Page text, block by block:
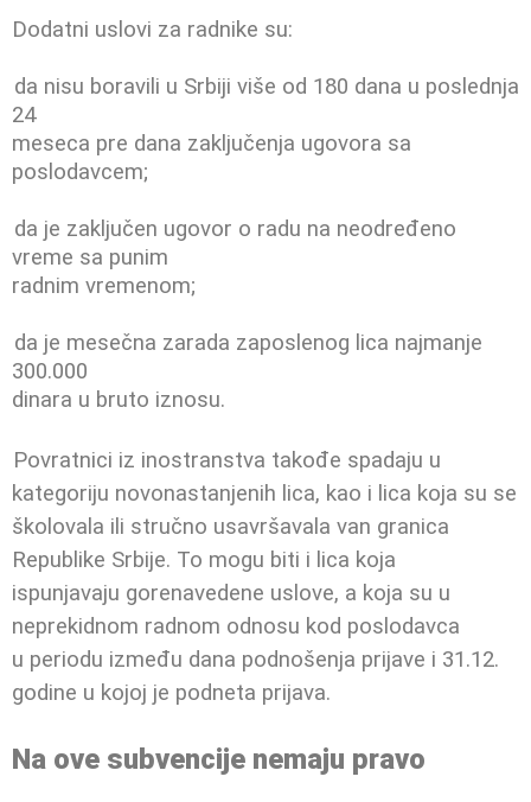
Dodatni uslovi za radnike su:
da nisu boravili u Srbiji više od 180 dana u poslednja
24
meseca pre dana zaključenja ugovora sa
poslodavcem;
da je zaključen ugovor o radu na neodređeno
vreme sa punim
radnim vremenom;
da je mesečna zarada zaposlenog lica najmanje
300.000
dinara u bruto iznosu.
iz inostranstva takođe spadaju u
kategoriju novonastanjenih lica, kao i lica koja su se
školovala ili stručno usavršavala van granica
Republike Srbije. To mogu biti i lica koja
ispunjavaju gorenavedene uslove, a koja su u
neprekidnom radnom odnosu kod poslodavca
u periodu između dana podnošenja prijave i 31.12.
godine u kojoj je podneta prijava.
Na ove subvencije nemaju pravo